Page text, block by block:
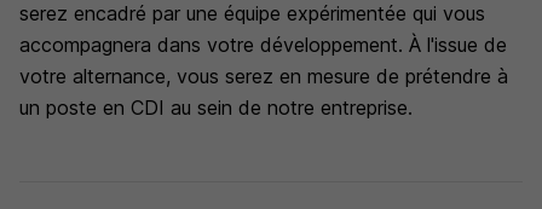
serez encadré par une équipe expérimentée qui vous
accompagnera dans votre développement. À l'issue de
votre alternance, vous serez en mesure de prétendre à
un poste en CDI au sein de notre entreprise.